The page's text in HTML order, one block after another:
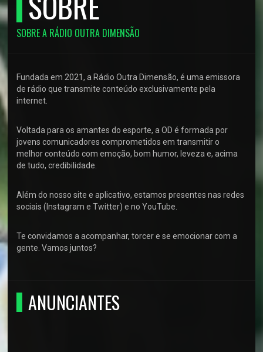
SOBRE A RÁDIO OUTRA DIMENSÃO
Fundada em 2021, a Rádio Outra Dimensão, é uma emissora
de rádio que transmite conteúdo exclusivamente pela
internet.
Voltada para os amantes do esporte, a OD é formada por
jovens comunicadores comprometidos em transmitir o
melhor conteúdo com emoção, bom humor, leveza e, acima
de tudo, credibilidade.
Além do nosso site e aplicativo, estamos presentes nas redes
sociais (Instagram e Twitter) e no YouTube.
Te convidamos a acompanhar, torcer e se emocionar com a
gente. Vamos juntos?
ANUNCIANTES